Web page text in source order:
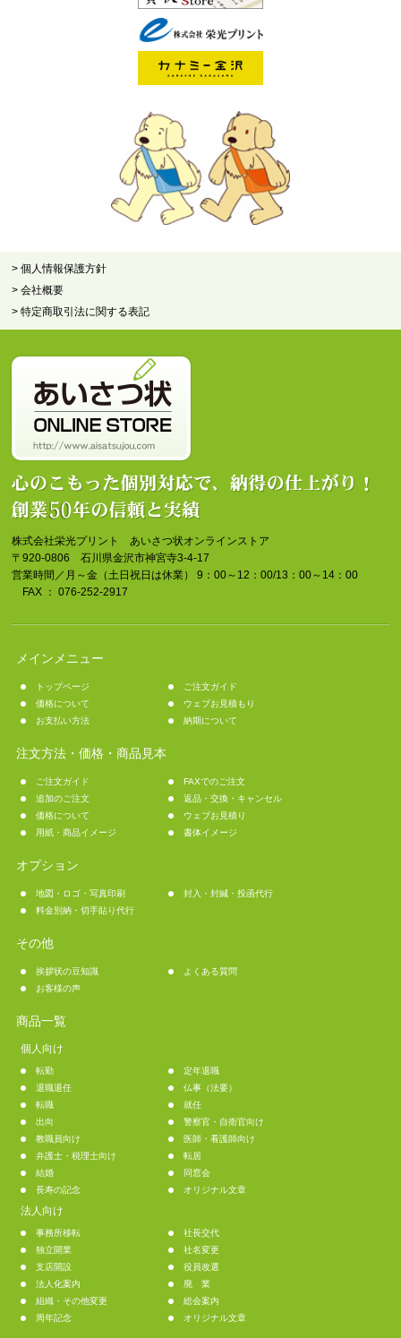
> 個人情報保護方針
> 会社概要
> 特定商取引法に関する表記
株式会社栄光プリント あいさつ状オンラインストア
〒920-0806 石川県金沢市神宮寺3-4-17
営業時間／月～金（土日祝日は休業） 9：00～12：00/13：00～14：00
FAX ： 076-252-2917
メインメニュー
トップページ
ご注文ガイド
価格について
ウェブお見積もり
お支払い方法
納期について
注文方法・価格・商品見本
ご注文ガイド
FAXでのご注文
追加のご注文
返品・交換・キャンセル
価格について
ウェブお見積り
用紙・商品イメージ
書体イメージ
オプション
地図・ロゴ・写真印刷
封入・封緘・投函代行
料金別納・切手貼り代行
その他
挨拶状の豆知識
よくある質問
お客様の声
商品一覧
個人向け
転勤
定年退職
退職退任
仏事（法要）
転職
就任
出向
警察官・自衛官向け
教職員向け
医師・看護師向け
弁護士・税理士向け
転居
結婚
同窓会
長寿の記念
オリジナル文章
法人向け
事務所移転
社長交代
独立開業
社名変更
支店開設
役員改選
法人化案内
廃 業
組織・その他変更
総会案内
周年記念
オリジナル文章